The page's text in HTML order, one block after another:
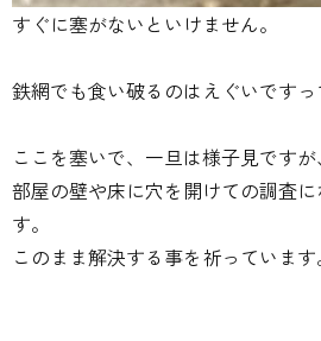
すぐに塞がないといけません。
鉄網でも食い破るのはえぐいですっ
ここを塞いで、一旦は様子見です
部屋の壁や床に穴を開けての調査
す。
このまま解決する事を祈っています